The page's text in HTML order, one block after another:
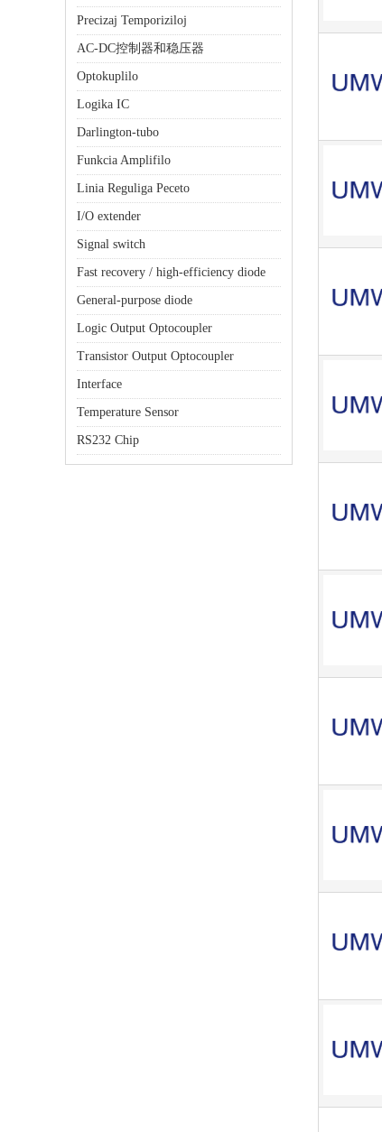
Precizaj Temporiziloj
AC-DC控制器和稳压器
Optokuplilo
Logika IC
Darlington-tubo
Funkcia Amplifilo
Linia Reguliga Peceto
I/O extender
Signal switch
Fast recovery / high-efficiency diode
General-purpose diode
Logic Output Optocoupler
Transistor Output Optocoupler
Interface
Temperature Sensor
RS232 Chip